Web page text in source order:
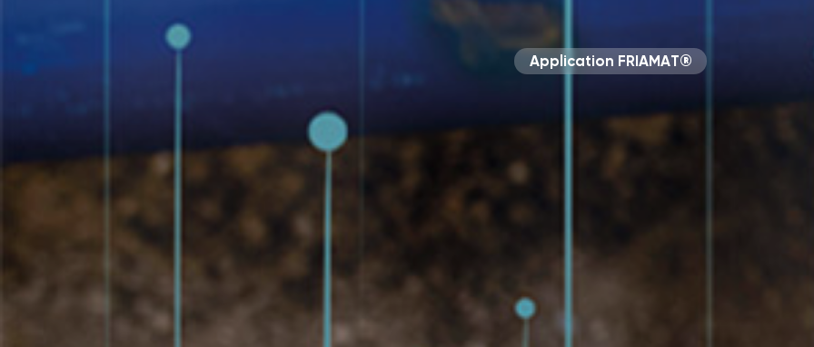
Application FRIAMAT®